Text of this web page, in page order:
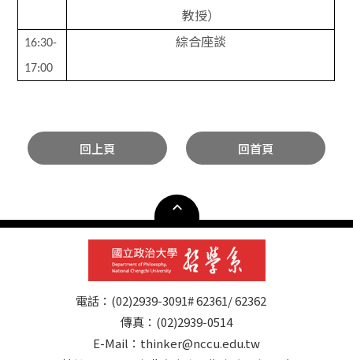
教授）
16:30-
17:00
綜合座談
回上頁 回首頁
電話：(02)2939-3091# 62361/ 62362
傳真：(02)2939-0514
E-Mail：thinker@nccu.edu.tw